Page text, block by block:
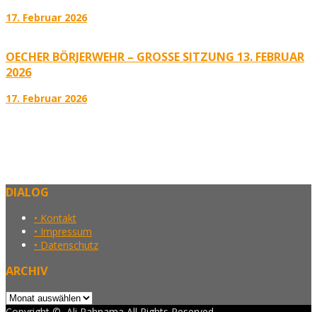
17. Februar 2026
OECHER BÖRJERWEHR – GROSSE SITZUNG 13. FEBRUAR 2
026
17. Februar 2026
DIALOG
• Kontakt
• Impressum
• Datenschutz
ARCHIV
Archiv